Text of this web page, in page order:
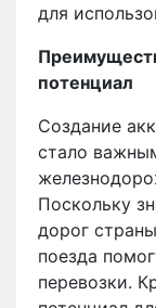
для
потенциал
Создание
стало
Поскольку
дорог
поезда
перевозки.